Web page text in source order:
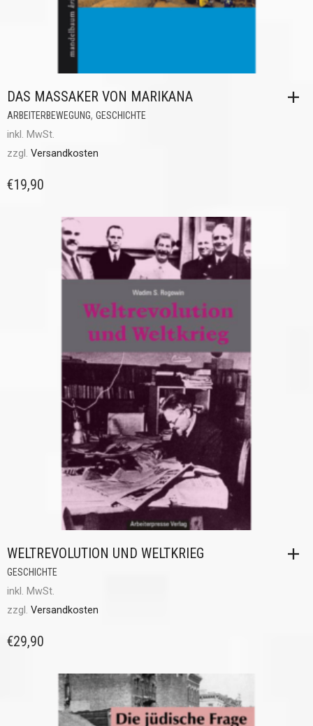
DAS MASSAKER VON MARIKANA
ARBEITERBEWEGUNG, GESCHICHTE
inkl. MwSt.
zzgl. Versandkosten
€19,90
WELTREVOLUTION UND WELTKRIEG
GESCHICHTE
inkl. MwSt.
zzgl. Versandkosten
€29,90